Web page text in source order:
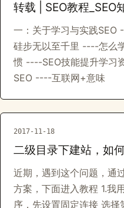
转载 | SEO教程_SEO
一：关于学习与实践SEO
硅步无以至千里 ----怎么
惯 ----SEO技能提升学习
SEO ----互联网+意味
2017-11-18
二级目录下建站，如
近期，遇到这个问题，通
方案，下面进入教程 1.我
序，先设置固定连接 选择